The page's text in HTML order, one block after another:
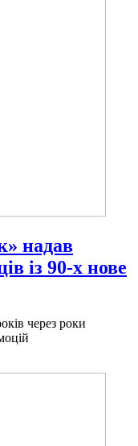
надав
із 90-х нове
через роки